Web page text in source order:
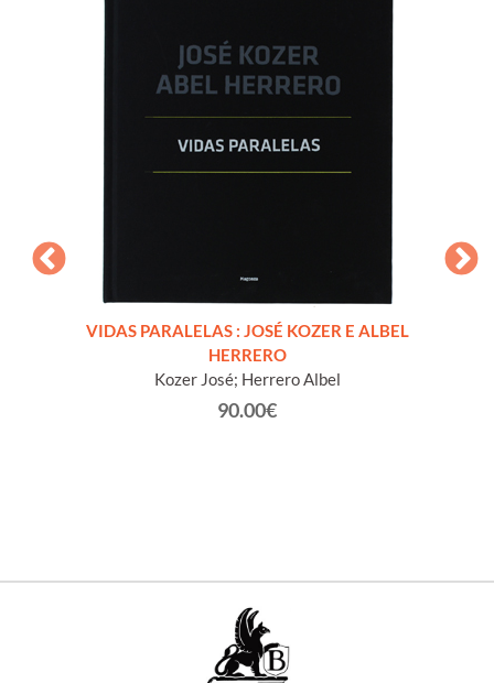
VIDAS PARALELAS : JOSÉ KOZER E ALBEL
HERRERO
Kozer José; Herrero Albel
90.00€